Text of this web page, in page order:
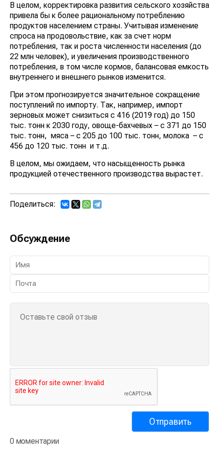
В целом, корректировка развития сельского хозяйства
привела бы к более рациональному потреблению
продуктов населением страны. Учитывая изменение
спроса на продовольствие, как за счет норм
потребления, так и роста численности населения (до
22 млн человек), и увеличения производственного
потребления, в том числе кормов, балансовая емкость
внутреннего и внешнего рынков изменится.
При этом прогнозируется значительное сокращение
поступлений по импорту. Так, например, импорт
зерновых может снизиться с 416 (2019 год) до 150
тыс. тонн к 2030 году, овоще-бахчевых – с 371 до 150
тыс. тонн, мяса – с 205 до 100 тыс. тонн, молока – с
456 до 120 тыс. тонн и т.д.
В целом, мы ожидаем, что насыщенность рынка
продукцией отечественного производства вырастет.
Поделиться:
Обсуждение
0 моментарии